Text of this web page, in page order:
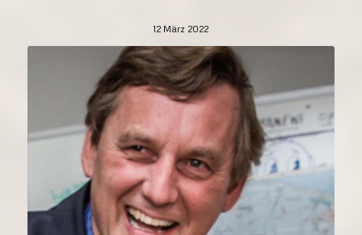
12 März 2022